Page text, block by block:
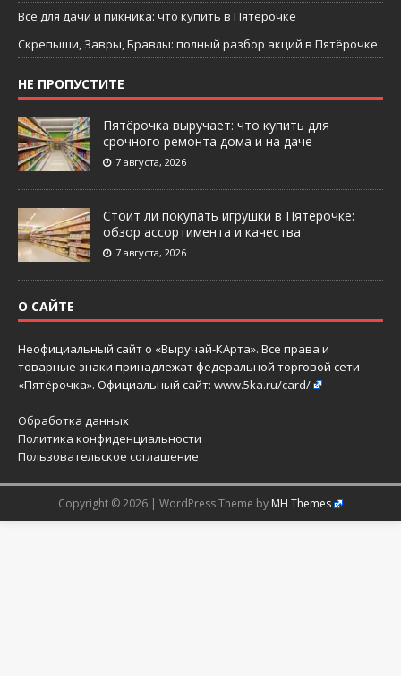
Все для дачи и пикника: что купить в Пятерочке
Скрепыши, Завры, Бравлы: полный разбор акций в Пятёрочке
НЕ ПРОПУСТИТЕ
Пятёрочка выручает: что купить для
срочного ремонта дома и на даче
7 августа, 2026
Стоит ли покупать игрушки в Пятерочке:
обзор ассортимента и качества
7 августа, 2026
О САЙТЕ
Неофициальный сайт о «Выручай-КАрта». Все права и
товарные знаки принадлежат федеральной торговой сети
«Пятёрочка». Официальный сайт: www.5ka.ru/card/
Обработка данных
Политика конфиденциальности
Пользовательское соглашение
Copyright © 2026 | WordPress Theme by MH Themes